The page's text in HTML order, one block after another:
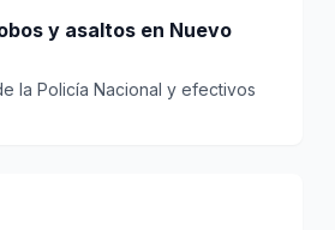
y asaltos en Nuevo
la Policía Nacional y efectivos